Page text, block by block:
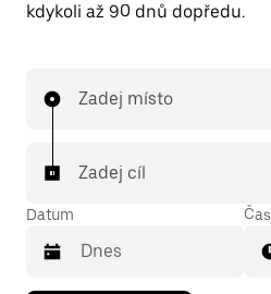
kdykoli až 90 dnů dopředu.
Zadej místo
Zadej cíl
Datum Čas